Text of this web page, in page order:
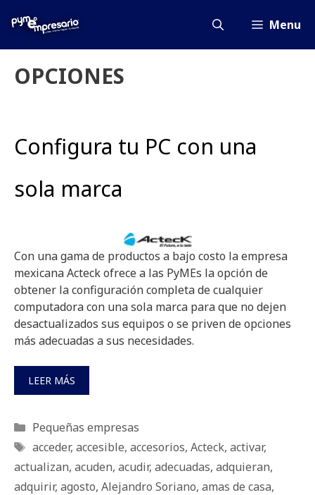
Menu
OPCIONES
Configura tu PC con una
sola marca
Con una gama de productos a bajo costo la empresa
mexicana Acteck ofrece a las PyMEs la opción de
obtener la configuración completa de cualquier
computadora con una sola marca para que no dejen
desactualizados sus equipos o se priven de opciones
más adecuadas a sus necesidades.
LEER MÁS
Categorías
Pequeñas empresas
Etiquetas
acceder, accesible, accesorios, Acteck, activar,
actualizan, acuden, acudir, adecuadas, adquieran,
adquirir, agosto, Alejandro Soriano, amas de casa,